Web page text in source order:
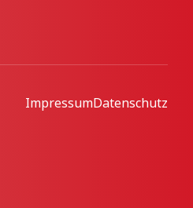
ImpressumDatenschutz